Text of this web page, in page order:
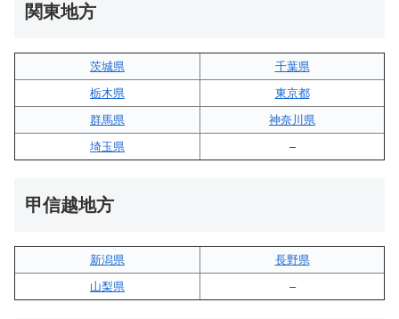
関東地方
茨城県
千葉県
栃木県
東京都
群馬県
神奈川県
埼玉県
–
甲信越地方
新潟県
長野県
山梨県
–